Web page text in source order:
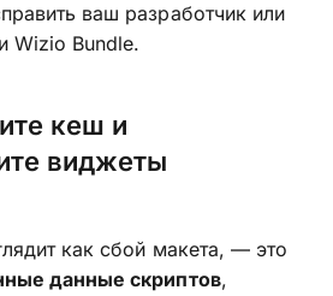
ваш разработчик или
Wizio Bundle.
кеш и
виджеты
как сбой макета, — это
данные скриптов,